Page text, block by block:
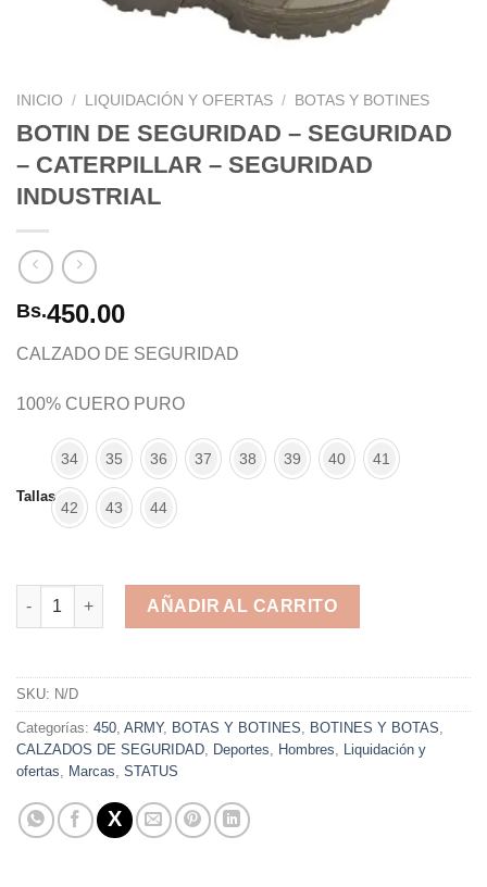
INICIO / LIQUIDACIÓN Y OFERTAS / BOTAS Y BOTINES
BOTIN DE SEGURIDAD – SEGURIDAD
– CATERPILLAR – SEGURIDAD
INDUSTRIAL
Bs.450.00
CALZADO DE SEGURIDAD
100% CUERO PURO
Tallas
34 35 36 37 38 39 40 41
42 43 44
BOTIN DE SEGURIDAD – SEGURIDAD – CATERPILLAR –
AÑADIR AL CARRITO
SKU: N/D
Categorías: 450 ARMY, BOTAS Y BOTINES BOTINES Y BOTAS
CALZADOS DE SEGURIDAD
Deportes Hombres
Liquidación y
ofertas
Marcas STATUS